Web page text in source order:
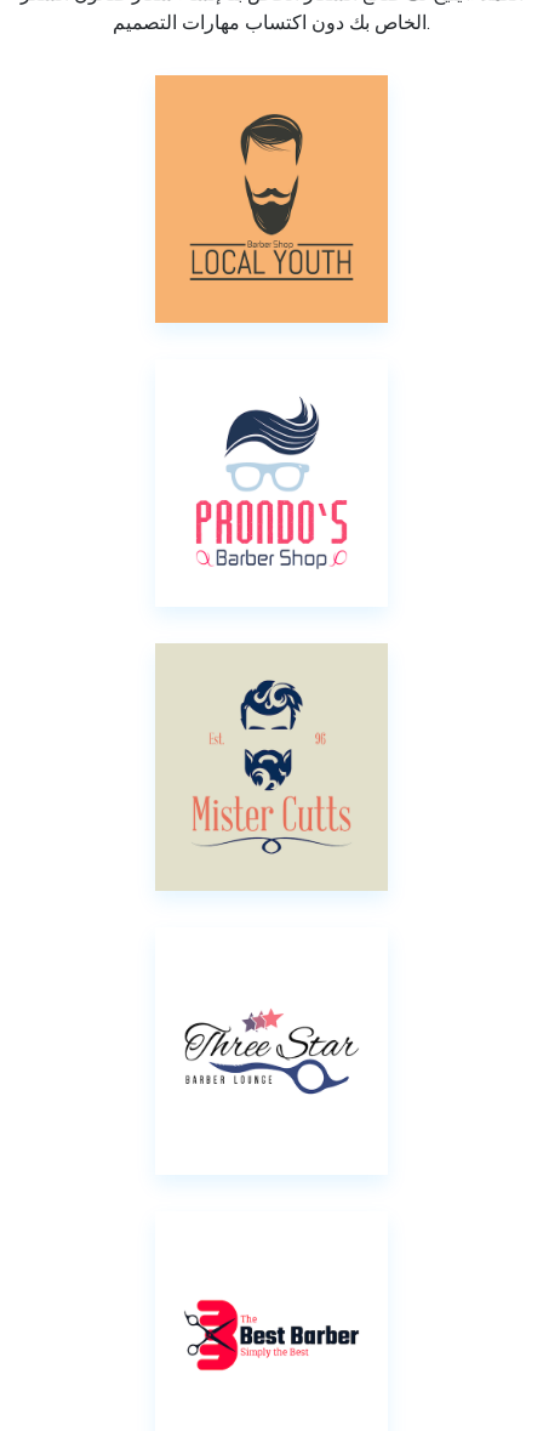
الخاص بك دون اكتساب مهارات التصميم.